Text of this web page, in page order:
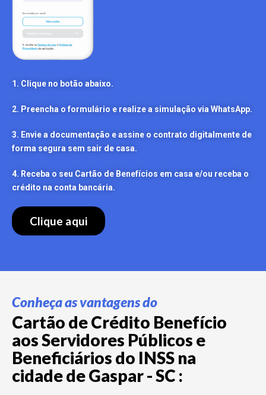
1. Clique no botão abaixo.
2. Preencha o formulário e realize a simulação via WhatsApp.
3. Envie a documentação e assine o contrato digitalmente de
forma segura sem sair de casa.
4. Receba o seu Cartão de Benefícios em casa e/ou receba o
crédito na conta bancária.
Clique aqui
Conheça as vantagens do
Cartão de Crédito Benefício
aos Servidores Públicos e
Beneficiários do INSS na
cidade de Gaspar - SC :